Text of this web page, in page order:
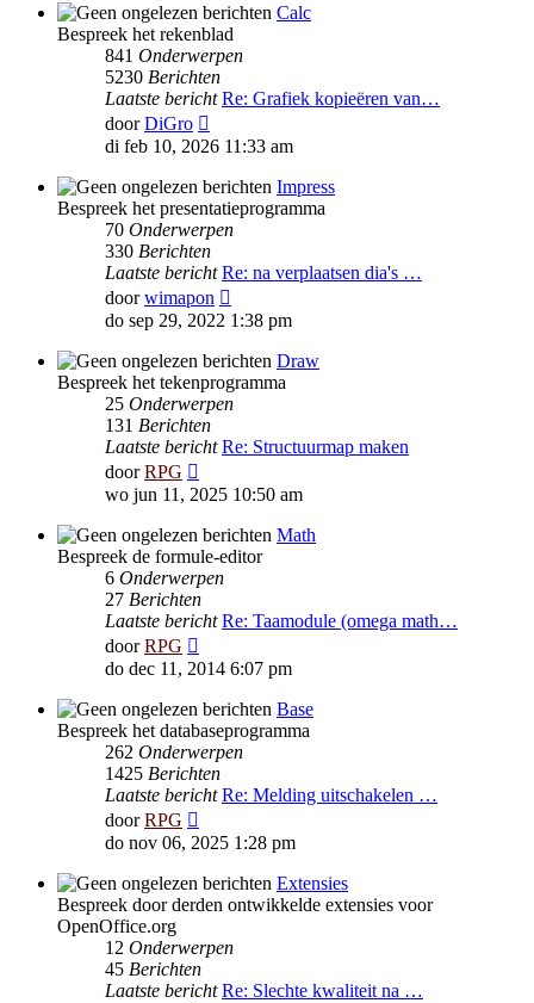
Calc
Bespreek het rekenblad
841 Onderwerpen
5230 Berichten
Laatste bericht Re: Grafiek kopieëren van…
doorDiGro
laatste
di feb 10, 2026 11:33 am
Impress
Bespreek het presentatieprogramma
70 Onderwerpen
330 Berichten
Laatste bericht Re: na verplaatsen dia's …
doorwimapon
laatste
bericht
do sep 29, 2022 1:38 pm
Draw
Bespreek het tekenprogramma
25 Onderwerpen
131 Berichten
Laatste bericht Re: Structuurmap maken
doorRPG
laatste
wo jun 11, 2025 10:50 am
Math
Bespreek de formule-editor
6 Onderwerpen
27 Berichten
Laatste bericht Re: Taamodule (omega math…
doorRPG
laatste
do dec 11, 2014 6:07 pm
Base
Bespreek het databaseprogramma
262 Onderwerpen
1425 Berichten
Laatste bericht Re: Melding uitschakelen …
doorRPG
laatste
do nov 06, 2025 1:28 pm
Extensies
Bespreek door derden ontwikkelde extensies voor
OpenOffice.org
12 Onderwerpen
45 Berichten
Laatste bericht Re: Slechte kwaliteit na …